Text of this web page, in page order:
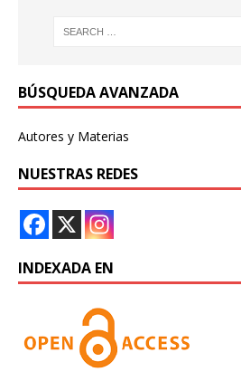
BÚSQUEDA AVANZADA
Autores y Materias
NUESTRAS REDES
INDEXADA EN